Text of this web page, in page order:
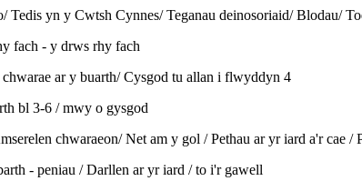
Tedis yn y Cwtsh Cynnes/ Teganau deinosoriaid/ Blodau/
- y drws rhy fach
ar y buarth/ Cysgod tu allan i flwyddyn 4
bl 3-6 / mwy o gysgod
chwaraeon/ Net am y gol / Pethau ar yr iard a'r
- peniau / Darllen ar yr iard / to i'r gawell